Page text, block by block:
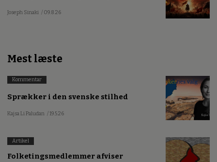
Joseph Sinaki / 09.8.26
Mest læste
Kommentar
Sprækker i den svenske stilhed
Kajsa Li Paludan / 19.5.26
Artikel
Folketingsmedlemmer afviser